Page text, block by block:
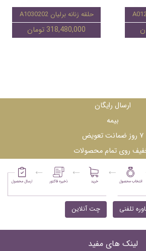
حلقه زنانه برلیان A1030202
318,480,000 تومان
ارسال رایگان
بیمه
۷ روز ضمانت تعویض
روی تمام محصولات
تلفنی چت آنلاین
لینک های مفید